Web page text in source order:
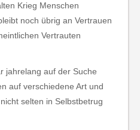
Krieg Menschen
noch übrig an Vertrauen
Vertrauten
jahrelang auf der Suche
auf verschiedene Art und
selten in Selbstbetrug